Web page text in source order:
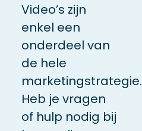
Video’s zijn
enkel een
onderdeel van
de hele
marketingstrategie.
Heb je vragen
of hulp nodig bij